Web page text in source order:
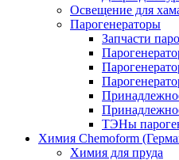
Освещение для
Парогенераторы
Запчасти
ТЭНы
Химия Chemoform
Химия для пруда